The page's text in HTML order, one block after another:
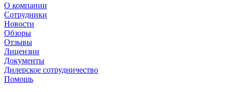
О компании
Сотрудники
Новости
Обзоры
Отзывы
Лицензии
Документы
Дилерское сотрудничество
Помощь